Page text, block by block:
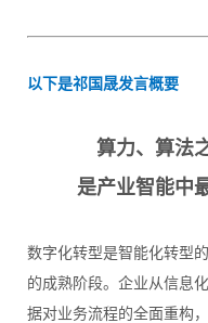
以下是祁国晟发言概要
算力、算法
是产业智能中
数字化转型是智能化转型
的成熟阶段。企业从信息
据对业务流程的全面重构